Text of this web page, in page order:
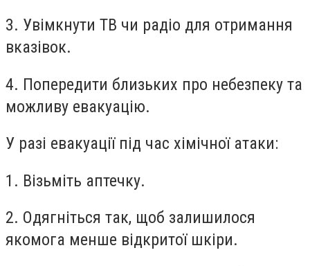
3. Увімкнути ТВ чи радіо для отримання
вказівок.
4. Попередити близьких про небезпеку та
можливу евакуацію.
У разі евакуації під час хімічної атаки:
1. Візьміть аптечку.
2. Одягніться так, щоб залишилося
якомога менше відкритої шкіри.